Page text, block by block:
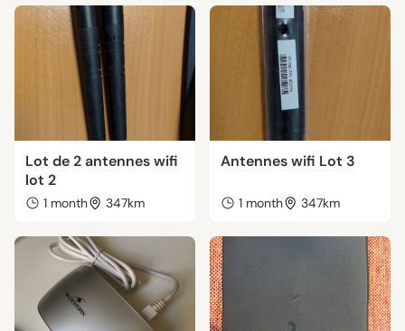
Lot de 2 antennes wifi
lot 2
1 month 347km
Antennes wifi Lot 3
1 month 347km